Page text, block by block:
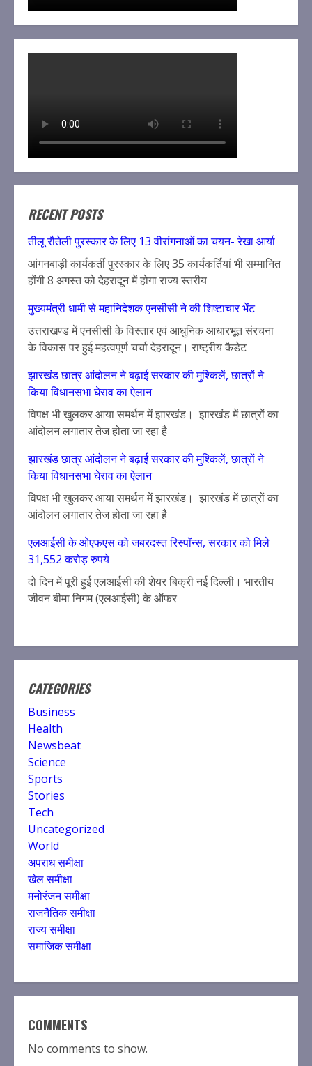
RECENT POSTS
तीलू रौतेली पुरस्कार के लिए 13 वीरांगनाओं का चयन- रेखा आर्या
आंगनबाड़ी कार्यकर्ती पुरस्कार के लिए 35 कार्यकर्तियां भी सम्मानित
होंगी 8 अगस्त को देहरादून में होगा राज्य स्तरीय
मुख्यमंत्री धामी से महानिदेशक एनसीसी ने की शिष्टाचार भेंट
उत्तराखण्ड में एनसीसी के विस्तार एवं आधुनिक आधारभूत संरचना
के विकास पर हुई महत्वपूर्ण चर्चा देहरादून। राष्ट्रीय कैडेट
झारखंड छात्र आंदोलन ने बढ़ाई सरकार की मुश्किलें, छात्रों ने
किया विधानसभा घेराव का ऐलान
विपक्ष भी खुलकर आया समर्थन में झारखंड। झारखंड में छात्रों का
आंदोलन लगातार तेज होता जा रहा है
झारखंड छात्र आंदोलन ने बढ़ाई सरकार की मुश्किलें, छात्रों ने
किया विधानसभा घेराव का ऐलान
विपक्ष भी खुलकर आया समर्थन में झारखंड। झारखंड में छात्रों का
आंदोलन लगातार तेज होता जा रहा है
एलआईसी के ओएफएस को जबरदस्त रिस्पॉन्स, सरकार को मिले
31,552 करोड़ रुपये
दो दिन में पूरी हुई एलआईसी की शेयर बिक्री नई दिल्ली। भारतीय
जीवन बीमा निगम (एलआईसी) के ऑफर
CATEGORIES
Business
Health
Newsbeat
Science
Sports
Stories
Tech
Uncategorized
World
अपराध समीक्षा
खेल समीक्षा
मनोरंजन समीक्षा
राजनैतिक समीक्षा
राज्य समीक्षा
समाजिक समीक्षा
COMMENTS
No comments to show.